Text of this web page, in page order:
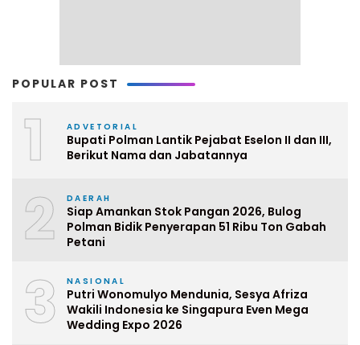
POPULAR POST
1 ADVETORIAL
Bupati Polman Lantik Pejabat Eselon II dan III,
Berikut Nama dan Jabatannya
2 DAERAH
Siap Amankan Stok Pangan 2026, Bulog
Polman Bidik Penyerapan 51 Ribu Ton Gabah
Petani
3 NASIONAL
Putri Wonomulyo Mendunia, Sesya Afriza
Wakili Indonesia ke Singapura Even Mega
Wedding Expo 2026